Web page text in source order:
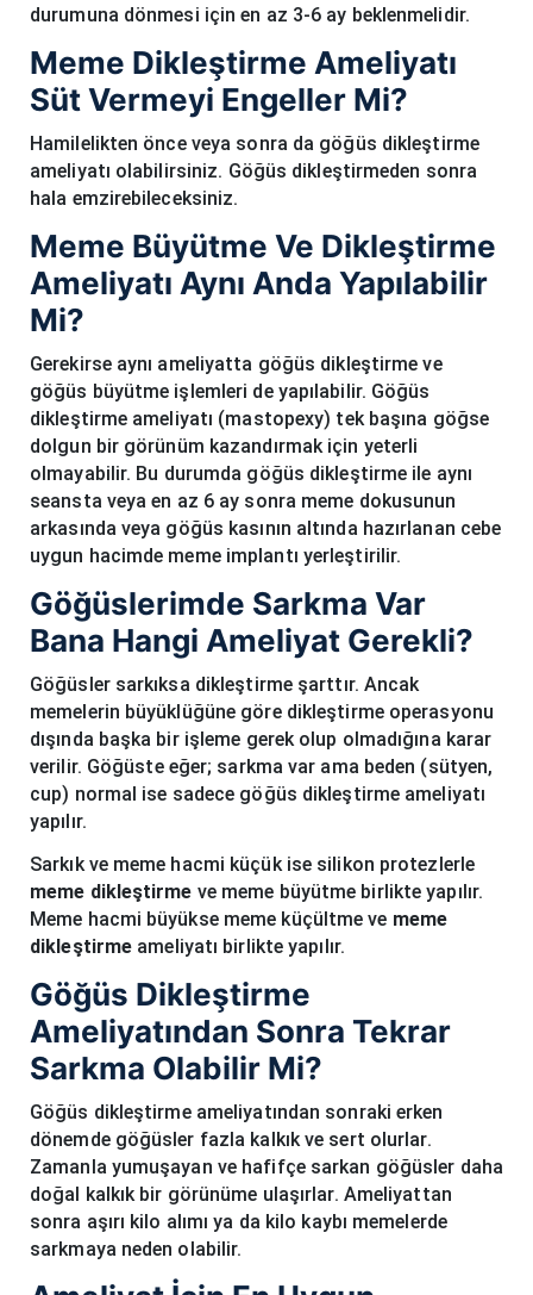
durumuna dönmesi için en az 3-6 ay beklenmelidir.
Meme Dikleştirme Ameliyatı
Süt Vermeyi Engeller Mi?
Hamilelikten önce veya sonra da göğüs dikleştirme
ameliyatı olabilirsiniz. Göğüs dikleştirmeden sonra
hala emzirebileceksiniz.
Meme Büyütme Ve Dikleştirme
Ameliyatı Aynı Anda Yapılabilir
Mi?
Gerekirse aynı ameliyatta göğüs dikleştirme ve
göğüs büyütme işlemleri de yapılabilir. Göğüs
dikleştirme ameliyatı (mastopexy) tek başına göğse
dolgun bir görünüm kazandırmak için yeterli
olmayabilir. Bu durumda göğüs dikleştirme ile aynı
seansta veya en az 6 ay sonra meme dokusunun
arkasında veya göğüs kasının altında hazırlanan cebe
uygun hacimde meme implantı yerleştirilir.
Göğüslerimde Sarkma Var
Bana Hangi Ameliyat Gerekli?
Göğüsler sarkıksa dikleştirme şarttır. Ancak
memelerin büyüklüğüne göre dikleştirme operasyonu
dışında başka bir işleme gerek olup olmadığına karar
verilir. Göğüste eğer; sarkma var ama beden (sütyen,
cup) normal ise sadece göğüs dikleştirme ameliyatı
yapılır.
Sarkık ve meme hacmi küçük ise silikon protezlerle
meme dikleştirme ve meme büyütme birlikte yapılır.
Meme hacmi büyükse meme küçültme ve meme
dikleştirme ameliyatı birlikte yapılır.
Göğüs Dikleştirme
Ameliyatından Sonra Tekrar
Sarkma Olabilir Mi?
Göğüs dikleştirme ameliyatından sonraki erken
dönemde göğüsler fazla kalkık ve sert olurlar.
Zamanla yumuşayan ve hafifçe sarkan göğüsler daha
doğal kalkık bir görünüme ulaşırlar. Ameliyattan
sonra aşırı kilo alımı ya da kilo kaybı memelerde
sarkmaya neden olabilir.